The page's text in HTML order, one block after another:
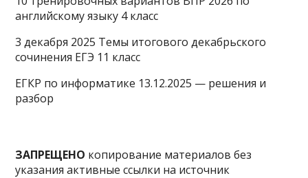
английскому языку 4 класс
3 декабря 2025 Темы итогового декабрьского
сочинения ЕГЭ 11 класс
ЕГКР по информатике 13.12.2025 — решения и
разбор
ЗАПРЕЩЕНО копирование материалов без
указания активные ссылки на источник